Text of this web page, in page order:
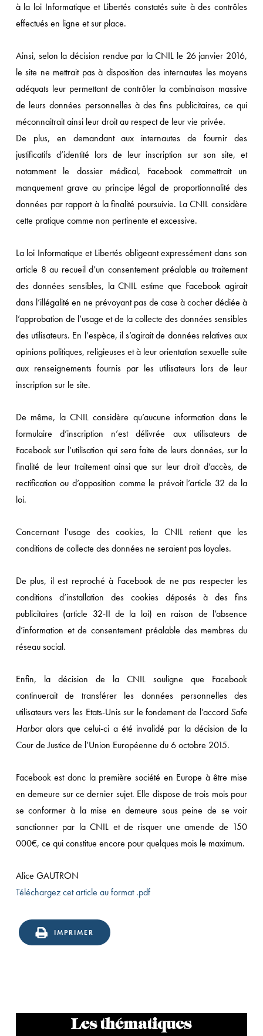
à la loi Informatique et Libertés constatés suite à des contrôles
effectués en ligne et sur place.
Ainsi, selon la décision rendue par la CNIL le 26 janvier 2016,
le site ne mettrait pas à disposition des internautes les moyens
adéquats leur permettant de contrôler la combinaison massive
de leurs données personnelles à des fins publicitaires, ce qui
méconnaitrait ainsi leur droit au respect de leur vie privée.
De plus, en demandant aux internautes de fournir des
justificatifs d’identité lors de leur inscription sur son site, et
notamment le dossier médical, Facebook commettrait un
manquement grave au principe légal de proportionnalité des
données par rapport à la finalité poursuivie. La CNIL considère
cette pratique comme non pertinente et excessive.
La loi Informatique et Libertés obligeant expressément dans son
article 8 au recueil d’un consentement préalable au traitement
des données sensibles, la CNIL estime que Facebook agirait
dans l’illégalité en ne prévoyant pas de case à cocher dédiée à
l’approbation de l’usage et de la collecte des données sensibles
des utilisateurs. En l’espèce, il s’agirait de données relatives aux
opinions politiques, religieuses et à leur orientation sexuelle suite
aux renseignements fournis par les utilisateurs lors de leur
inscription sur le site.
De même, la CNIL considère qu’aucune information dans le
formulaire d’inscription n’est délivrée aux utilisateurs de
Facebook sur l’utilisation qui sera faite de leurs données, sur la
finalité de leur traitement ainsi que sur leur droit d’accès, de
rectification ou d’opposition comme le prévoit l’article 32 de la
loi.
Concernant l’usage des cookies, la CNIL retient que les
conditions de collecte des données ne seraient pas loyales.
De plus, il est reproché à Facebook de ne pas respecter les
conditions d’installation des cookies déposés à des fins
publicitaires (article 32-II de la loi) en raison de l’absence
d’information et de consentement préalable des membres du
réseau social.
Enfin, la décision de la CNIL souligne que Facebook
continuerait de transférer les données personnelles des
utilisateurs vers les Etats-Unis sur le fondement de l’accord Safe
Harboralors que celui-ci a été invalidé par la décision de la
Cour de Justice de l’Union Européenne du 6 octobre 2015.
Facebook est donc la première société en Europe à être mise
en demeure sur ce dernier sujet. Elle dispose de trois mois pour
se conformer à la mise en demeure sous peine de se voir
sanctionner par la CNIL et de risquer une amende de 150
000€, ce qui constitue encore pour quelques mois le maximum.
Alice GAUTRON
Téléchargez cet article au format .pdf
IMPRIMER
Les thématiques